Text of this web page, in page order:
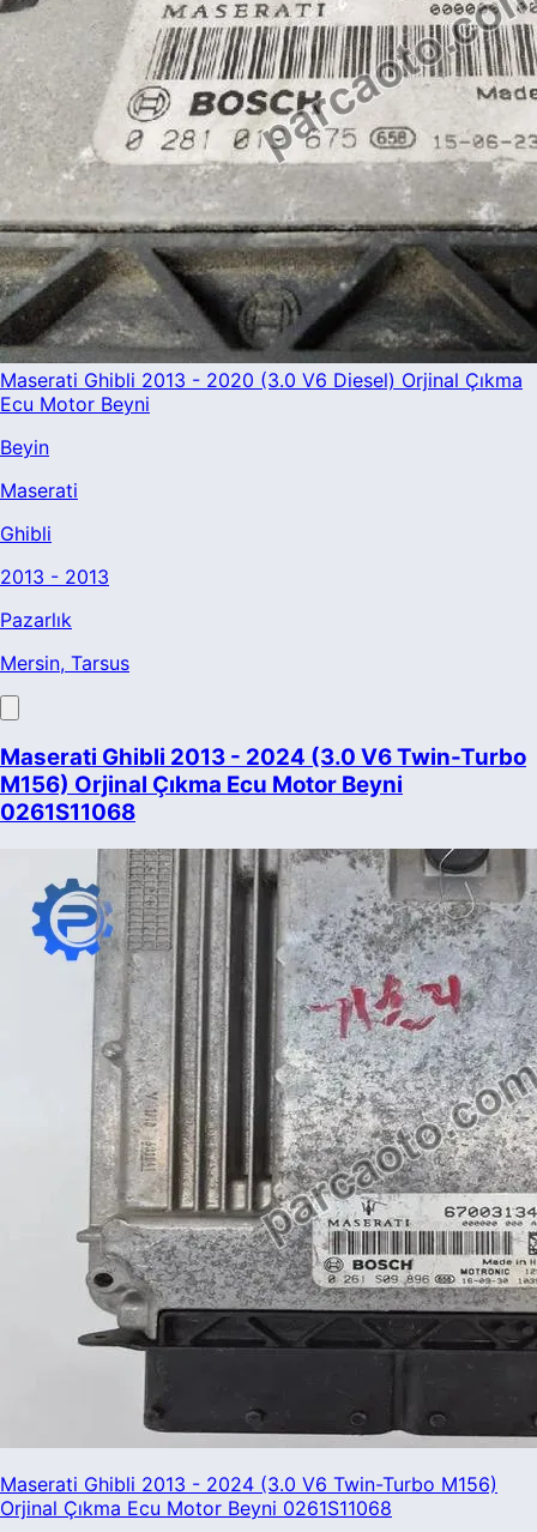
Maserati Ghibli 2013 - 2020 (3.0 V6 Diesel) Orjinal Çıkma
Ecu Motor Beyni
Beyin
Maserati
Ghibli
2013 - 2013
Pazarlık
Mersin, Tarsus
Maserati Ghibli 2013 - 2024 (3.0 V6 Twin-Turbo
M156) Orjinal Çıkma Ecu Motor Beyni
0261S11068
Maserati Ghibli 2013 - 2024 (3.0 V6 Twin-Turbo M156)
Orjinal Çıkma Ecu Motor Beyni 0261S11068